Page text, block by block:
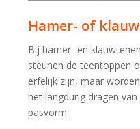
Hamer- of
Bij hamer- en
steunen de teentoppen
erfelijk zijn, maar
het langdurig dragen
pasvorm.